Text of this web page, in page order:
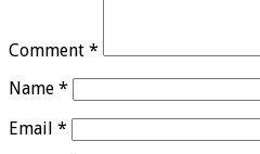
Comment *
Name *
Email *